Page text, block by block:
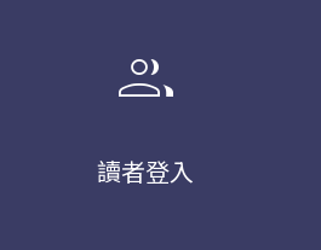
group
讀者登入